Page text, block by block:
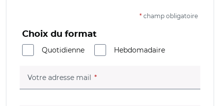
* champ obligatoire
Choix du format
Quotidienne
Hebdomadaire
Votre adresse mail (champ obligatoire)